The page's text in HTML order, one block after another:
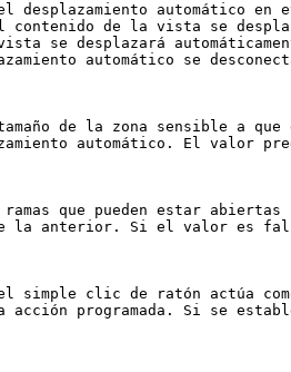
automático
de la vista se
se desplazará
automático se
de la zona sensible a
automático. El valor
que pueden estar
la anterior. Si el valor es
simple clic de ratón actúa
acción programada. Si se